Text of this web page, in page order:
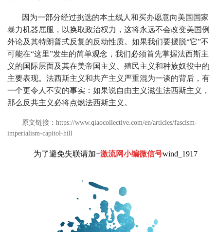
因为一部分经过挑选的本土线人和买办愿意向美国国家
暴力机器屈服，以换取政治权力，这将永远不会改变美国例
外论及其特朗普式反复的反动性质。如果我们要摆脱“它”不
可能在“这里”发生的简单观念，我们必须首先掌握法西斯主
义的国际层面及其在美帝国主义、殖民主义和种族奴役中的
主要表现。法西斯主义和共产主义严重混为一谈的背后，有
一个更令人不安的事实：如果说自由主义滋生法西斯主义，
那么反共主义必将点燃法西斯主义。
原文链接：https://www.qiaocollective.com/en/articles/fascism-
imperialism-capitol-hill
为了避免失联请加+激流网小编微信号wind_1917